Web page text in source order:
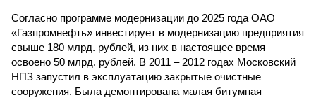
Согласно программе модернизации до 2025 года ОАО
«Газпромнефть» инвестирует в модернизацию предприятия
свыше 180 млрд. рублей, из них в настоящее время
освоено 50 млрд. рублей. В 2011 – 2012 годах Московский
НПЗ запустил в эксплуатацию закрытые очистные
сооружения. Была демонтирована малая битумная